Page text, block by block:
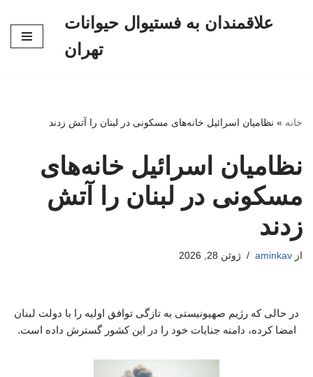
علاقمندان به فستیوال حیوانات
تهران
خانه » نظامیان اسرائیل خانه‌های مسکونی در لبنان را آتش زدند
نظامیان اسرائیل خانه‌های
مسکونی در لبنان را آتش
زدند
از aminkav ژوئن 28, 2026
در حالی که رژیم صهیونیستی به تازگی توافق اولیه را با دولت لبنان
امضا کرده، دامنه جنایات خود را در این کشور گسترش داده است.